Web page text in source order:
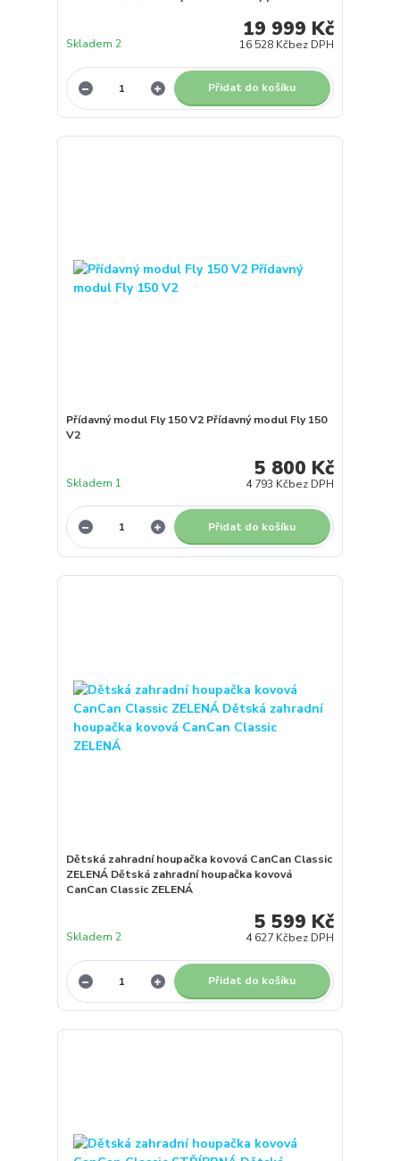
19 999 Kč
16 528 Kčbez DPH
Skladem 2
Přidat do košíku
Přídavný modul Fly 150 V2 Přídavný modul Fly 150
V2
5 800 Kč
4 793 Kčbez DPH
Skladem 1
Přidat do košíku
Dětská zahradní houpačka kovová CanCan Classic
ZELENÁ Dětská zahradní houpačka kovová
CanCan Classic ZELENÁ
5 599 Kč
4 627 Kčbez DPH
Skladem 2
Přidat do košíku